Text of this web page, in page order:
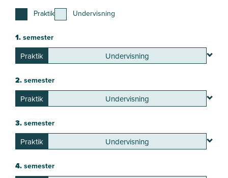
Praktik Undervisning
1.semester
Praktik Undervisning
2.semester
Praktik Undervisning
3.semester
Praktik Undervisning
4.semester